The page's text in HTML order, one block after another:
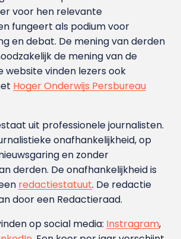
voor hen relevante
fungeert als podium voor
en debat. De mening van derden
de mening van de
website vinden lezers ook
Hoger Onderwijs Persbureau
uit professionele journalisten.
onafhankelijkheid, op
en zonder
derden. De onafhankelijkheid is
redactiestatuut. De redactie
door een Redactieraad.
op social media: Instragram,